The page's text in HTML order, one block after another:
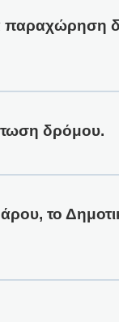
παραχώρηση
δρόμου.
το